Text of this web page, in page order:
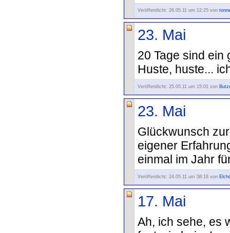
Veröffentlicht: 26.05.11 um 12:25 von
23. Mai
20 Tage sind ein
Huste, huste...
Veröffentlicht: 25.05.11 um 15:01 von
23. Mai
Glückwunsch
eigener
einmal im Jahr
Veröffentlicht: 24.05.11 um 08:18 von
17. Mai
Ah, ich sehe, es